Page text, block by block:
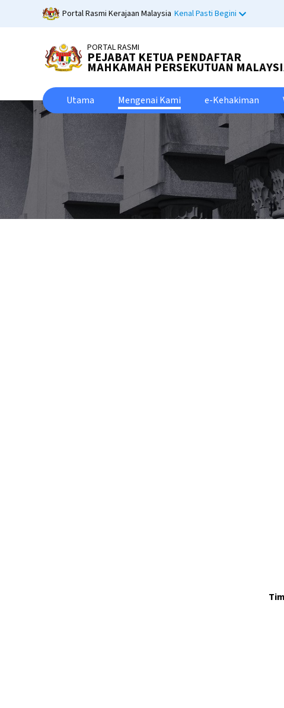
Portal Rasmi Kerajaan Malaysia Kenal Pasti Begini
PORTAL RASMI
PEJABAT KETUA PENDAFTAR
MAHKAMAH PERSEKUTUAN
Utama Mengenai Kami e-Kehakiman